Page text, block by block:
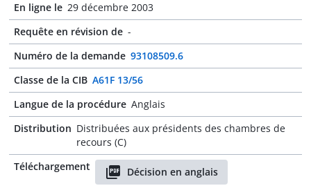
En ligne le 29 décembre 2003
Requête en révision de -
Numéro de la demande 93108509.6
Classe de la CIB A61F 13/56
Langue de la procédure Anglais
Distribution Distribuées aux présidents des chambres de
recours (C)
Téléchargement
Décision en anglais